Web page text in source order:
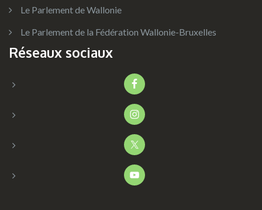
Le Parlement de Wallonie
Le Parlement de la Fédération Wallonie-Bruxelles
Réseaux sociaux